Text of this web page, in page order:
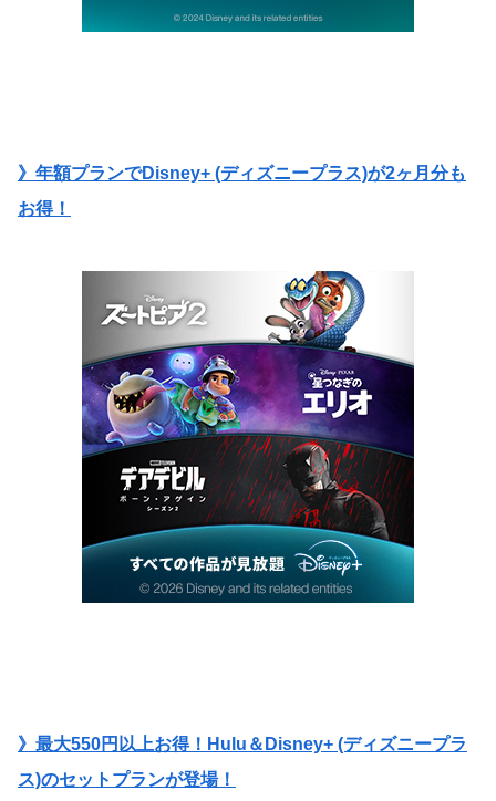
》年額プランでDisney+ (ディズニープラス)が2ヶ月分も
お得！
》最大550円以上お得！Hulu＆Disney+ (ディズニープラ
ス)のセットプランが登場！